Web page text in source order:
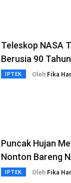
Teleskop NASA
Berusia 90
IPTEK Oleh Fika
Puncak Hujan
Nonton Bareng
IPTEK Oleh Fika